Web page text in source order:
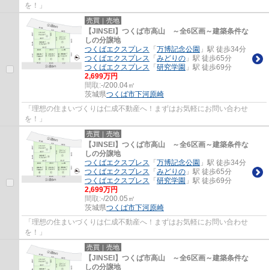
を！」
売買｜売地
【JINSEI】つくば市高山 ～全6区画～建築条件な
しの分譲地
つくばエクスプレス 「 万博記念公園 」駅 徒歩34分
つくばエクスプレス 「 みどりの 」駅 徒歩65分
つくばエクスプレス 「 研究学園 」駅 徒歩69分
2,699万円
間取:-/200.04㎡
茨城県つくば市下河原崎
「理想の住まいづくりは仁成不動産へ！まずはお気軽にお問い合わせ
を！」
売買｜売地
【JINSEI】つくば市高山 ～全6区画～建築条件な
しの分譲地
つくばエクスプレス 「 万博記念公園 」駅 徒歩34分
つくばエクスプレス 「 みどりの 」駅 徒歩65分
つくばエクスプレス 「 研究学園 」駅 徒歩69分
2,699万円
間取:-/200.05㎡
茨城県つくば市下河原崎
「理想の住まいづくりは仁成不動産へ！まずはお気軽にお問い合わせ
を！」
売買｜売地
【JINSEI】つくば市高山 ～全6区画～建築条件な
しの分譲地